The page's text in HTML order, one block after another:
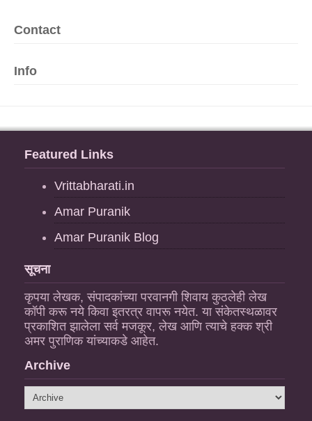
Contact
Info
Featured Links
Vrittabharati.in
Amar Puranik
Amar Puranik Blog
सूचना
कृपया लेखक, संपादकांच्या परवानगी शिवाय कुठलेही लेख
कॉपी करू नये किवा इतरत्र वापरू नयेत. या संकेतस्थळावर
प्रकाशित झालेला सर्व मजकूर, लेख आणि त्याचे हक्क श्री
अमर पुराणिक यांच्याकडे आहेत.
Archive